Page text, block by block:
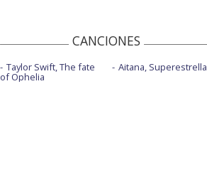
CANCIONES
Taylor Swift, The fate
of Ophelia
Aitana, Superestrella